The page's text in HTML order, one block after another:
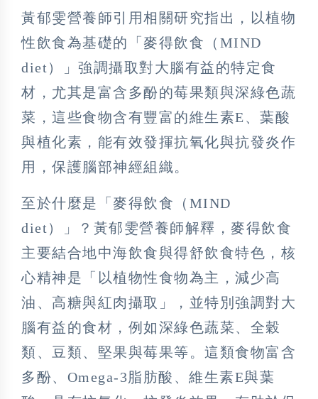
黃郁雯營養師引用相關研究指出，以植物
性飲食為基礎的「麥得飲食（MIND
diet）」強調攝取對大腦有益的特定食
材，尤其是富含多酚的莓果類與深綠色蔬
菜，這些食物含有豐富的維生素E、葉酸
與植化素，能有效發揮抗氧化與抗發炎作
用，保護腦部神經組織。
至於什麼是「麥得飲食（MIND
diet）」？黃郁雯營養師解釋，麥得飲食
主要結合地中海飲食與得舒飲食特色，核
心精神是「以植物性食物為主，減少高
油、高糖與紅肉攝取」，並特別強調對大
腦有益的食材，例如深綠色蔬菜、全穀
類、豆類、堅果與莓果等。這類食物富含
多酚、Omega-3脂肪酸、維生素E與葉